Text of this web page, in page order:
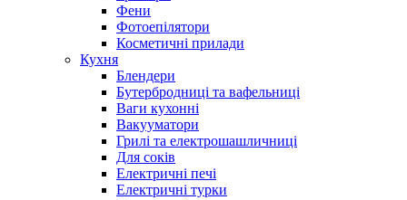
Фени
Фотоепілятори
Косметичні прилади
Кухня
Блендери
Бутербродниці та вафельниці
Ваги кухонні
Вакууматори
Грилі та електрошашличниці
Для соків
Електричні печі
Електричні турки